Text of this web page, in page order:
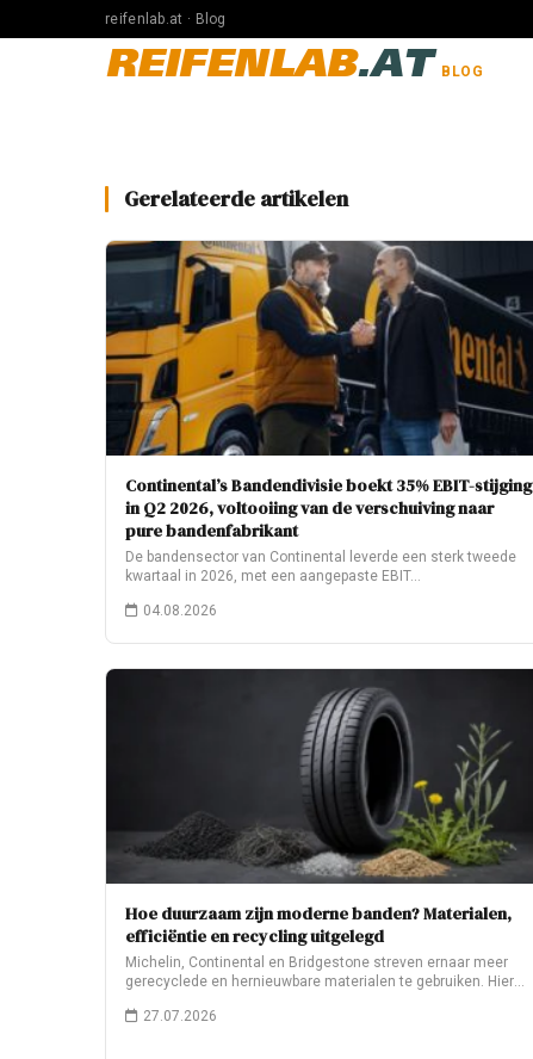
reifenlab.at · Blog
REIFENLAB.AT BLOG
Gerelateerde artikelen
Continental’s Bandendivisie boekt 35% EBIT-stijging
in Q2 2026, voltooiing van de verschuiving naar
pure bandenfabrikant
De bandensector van Continental leverde een sterk tweede
kwartaal in 2026, met een aangepaste EBIT…
04.08.2026
Hoe duurzaam zijn moderne banden? Materialen,
efficiëntie en recycling uitgelegd
Michelin, Continental en Bridgestone streven ernaar meer
gerecyclede en hernieuwbare materialen te gebruiken. Hier
27.07.2026